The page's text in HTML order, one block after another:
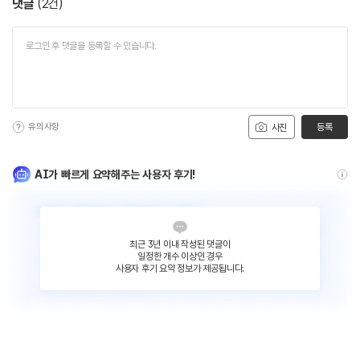
댓글 (2건)
사진
유의사항 등록
AI가 빠르게 요약해주는 사용자 후기!
최근 3년 이내 작성된 댓글이
일정한 개수 이상인 경우
사용자 후기 요약 정보가 제공됩니다.